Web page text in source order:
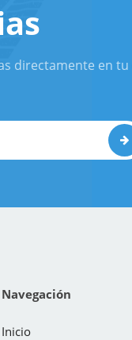
directamente en
Navegación
Inicio